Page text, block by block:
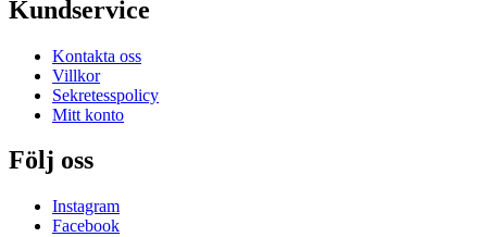
Kundservice
Kontakta oss
Villkor
Sekretesspolicy
Mitt konto
Följ oss
Instagram
Facebook